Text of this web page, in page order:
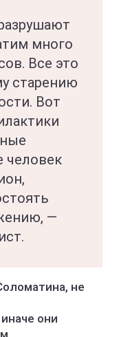
много
Все это
старению
Вот
человек
—
не
они